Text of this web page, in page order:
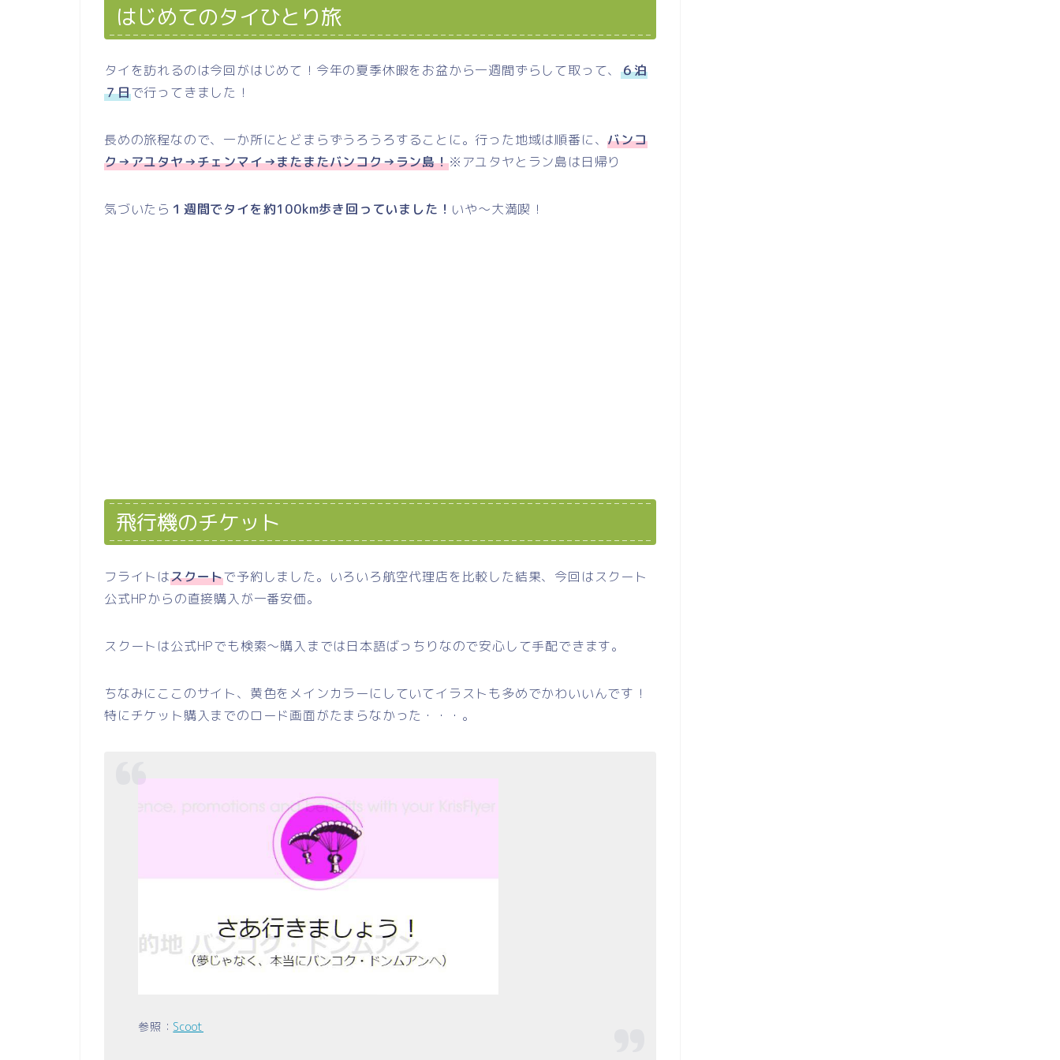
はじめてのタイひとり旅
タイを訪れるのは今回がはじめて！今年の夏季休暇をお盆から一週間ずらして取って、６泊
７日で行ってきました！
長めの旅程なので、一か所にとどまらずうろうろすることに。行った地域は順番に、バンコ
ク→アユタヤ→チェンマイ→またまたバンコク→ラン島！※アユタヤとラン島は日帰り
気づいたら １週間でタイを約100km歩き回っていました！ いや～大満喫！
飛行機のチケット
フライトはスクートで予約しました。いろいろ航空代理店を比較した結果、今回はスクート
公式HPからの直接購入が一番安価。
スクートは公式HPでも検索～購入までは日本語ばっちりなので安心して手配できます。
ちなみにここのサイト、黄色をメインカラーにしていてイラストも多めでかわいいんです！
特にチケット購入までのロード画面がたまらなかった・・・。
参照： Scoot